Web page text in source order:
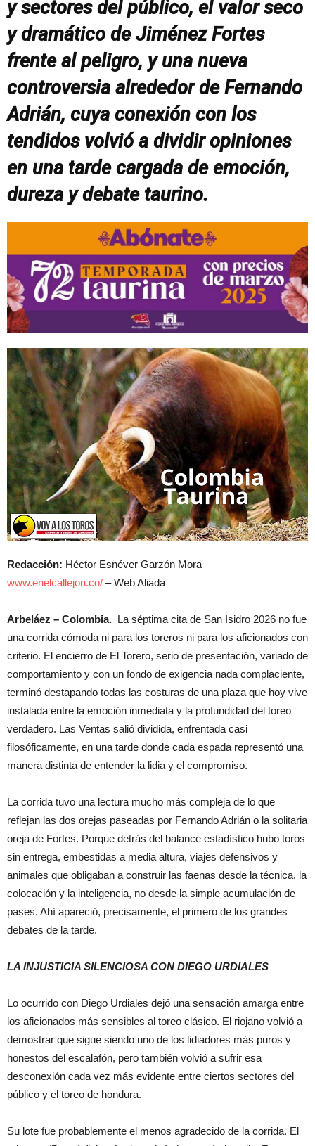
y sectores del público, el valor seco
y dramático de Jiménez Fortes
frente al peligro, y una nueva
controversia alrededor de Fernando
Adrián, cuya conexión con los
tendidos volvió a dividir opiniones
en una tarde cargada de emoción,
dureza y debate taurino.
Redacción: Héctor Esnéver Garzón Mora –
www.enelcallejon.co/ – Web Aliada
Arbeláez – Colombia. La séptima cita de San Isidro 2026 no fue
una corrida cómoda ni para los toreros ni para los aficionados con
criterio. El encierro de El Torero, serio de presentación, variado de
comportamiento y con un fondo de exigencia nada complaciente,
terminó destapando todas las costuras de una plaza que hoy vive
instalada entre la emoción inmediata y la profundidad del toreo
verdadero. Las Ventas salió dividida, enfrentada casi
filosóficamente, en una tarde donde cada espada representó una
manera distinta de entender la lidia y el compromiso.
La corrida tuvo una lectura mucho más compleja de lo que
reflejan las dos orejas paseadas por Fernando Adrián o la solitaria
oreja de Fortes. Porque detrás del balance estadístico hubo toros
sin entrega, embestidas a media altura, viajes defensivos y
animales que obligaban a construir las faenas desde la técnica, la
colocación y la inteligencia, no desde la simple acumulación de
pases. Ahí apareció, precisamente, el primero de los grandes
debates de la tarde.
LA INJUSTICIA SILENCIOSA CON DIEGO URDIALES
Lo ocurrido con Diego Urdiales dejó una sensación amarga entre
los aficionados más sensibles al toreo clásico. El riojano volvió a
demostrar que sigue siendo uno de los lidiadores más puros y
honestos del escalafón, pero también volvió a sufrir esa
desconexión cada vez más evidente entre ciertos sectores del
público y el toreo de hondura.
Su lote fue probablemente el menos agradecido de la corrida. El